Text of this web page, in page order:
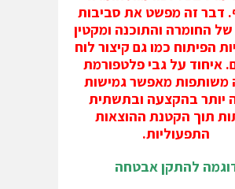
דבר זה מפשט את סביבות
החומרה והתוכנה ומקטין
הפיתוח כמו גם קיצור לוח
איחוד על גבי פלטפורמת
משותפות מאפשר גמישות
יותר בהקצעה ובתשתית
תוך הקטנת ההוצאות
התפעוליות.
להתקן אבטחה